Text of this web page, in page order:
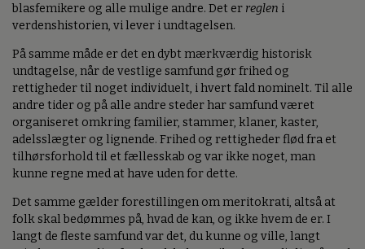
blasfemikere og alle mulige andre. Det er reglen i
verdenshistorien, vi lever i undtagelsen.
På samme måde er det en dybt mærkværdig historisk
undtagelse, når de vestlige samfund gør frihed og
rettigheder til noget individuelt, i hvert fald nominelt. Til alle
andre tider og på alle andre steder har samfund været
organiseret omkring familier, stammer, klaner, kaster,
adelsslægter og lignende. Frihed og rettigheder flød fra et
tilhørsforhold til et fællesskab og var ikke noget, man
kunne regne med at have uden for dette.
Det samme gælder forestillingen om meritokrati, altså at
folk skal bedømmes på, hvad de kan, og ikke hvem de er. I
langt de fleste samfund var det, du kunne og ville, langt